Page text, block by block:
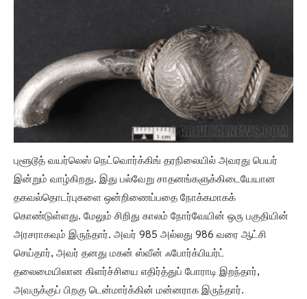
புளூடூத் வயர்லெஸ் நெட்வொர்க்கிங் தரநிலையில் அவரது பெயர்
இன்றும் வாழ்கிறது. இது பல்வேறு சாதனங்களுக்கிடையேயான
தகவல்தொடர்புகளை ஒன்றிணைப்பதை நோக்கமாகக்
கொண்டுள்ளது. மேலும் சிறிது காலம் நோர்வேயின் ஒரு பகுதியின்
அரசராகவும் இருந்தார். அவர் 985 அல்லது 986 வரை ஆட்சி
செய்தார், அவர் தனது மகன் ஸ்வீன் ஃபோர்க்பியர்ட்
தலைமையிலான கிளர்ச்சியை எதிர்த்துப் போராடி இறந்தார்,
அவருக்குப் பிறகு டென்மார்க்கின் மன்னராக இருந்தார்.